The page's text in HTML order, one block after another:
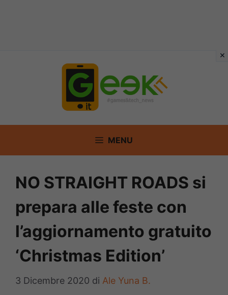
MENU
NO STRAIGHT ROADS si
prepara alle feste con
l’aggiornamento gratuito
‘Christmas Edition’
3 Dicembre 2020 di Ale Yuna B.